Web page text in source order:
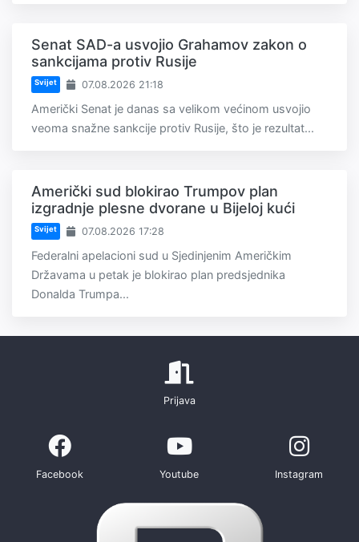
Senat SAD-a usvojio Grahamov zakon o
sankcijama protiv Rusije
Svijet 07.08.2026 21:18
Američki Senat je danas sa velikom većinom usvojio
veoma snažne sankcije protiv Rusije, što je rezultat...
Američki sud blokirao Trumpov plan
izgradnje plesne dvorane u Bijeloj kući
Svijet 07.08.2026 17:28
Federalni apelacioni sud u Sjedinjenim Američkim
Državama u petak je blokirao plan predsjednika
Donalda Trumpa...
Prijava
Facebook Youtube Instagram